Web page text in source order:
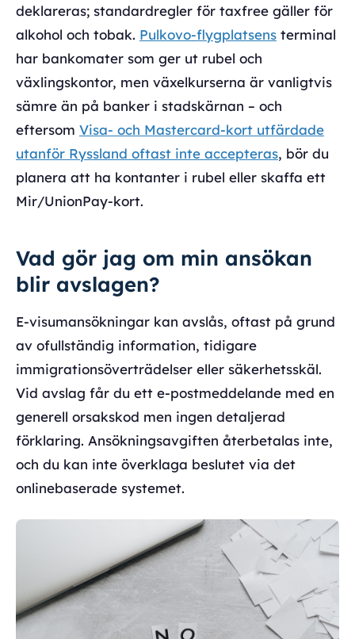
deklareras; standardregler för taxfree gäller för
alkohol och tobak. Pulkovo-flygplatsens terminal
har bankomater som ger ut rubel och
växlingskontor, men växelkurserna är vanligtvis
sämre än på banker i stadskärnan – och
eftersom Visa- och Mastercard-kort utfärdade
utanför Ryssland oftast inte accepteras, bör du
planera att ha kontanter i rubel eller skaffa ett
Mir/UnionPay-kort.
Vad gör jag om min ansökan
blir avslagen?
E-visumansökningar kan avslås, oftast på grund
av ofullständig information, tidigare
immigrationsöverträdelser eller säkerhetsskäl.
Vid avslag får du ett e-postmeddelande med en
generell orsakskod men ingen detaljerad
förklaring. Ansökningsavgiften återbetalas inte,
och du kan inte överklaga beslutet via det
onlinebaserade systemet.